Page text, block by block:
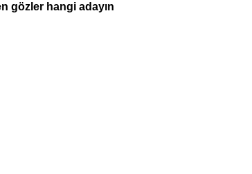
gözler hangi adayın